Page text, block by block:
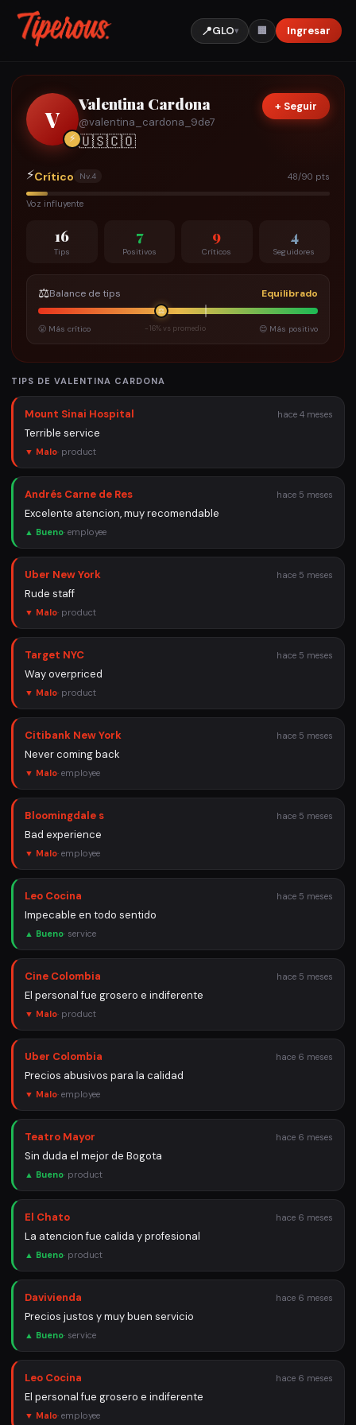
📍GLO▾ 🏢 Ingresar
V
⚡
Valentina Cardona
@valentina_cardona_9de7
🇺🇸🇨🇴
+ Seguir
⚡Crítico Nv.4 48/90 pts
Voz influyente
16
Tips
7
Positivos
9
Críticos
4
Seguidores
⚖️Balance de tips Equilibrado
⚖️
😤 Más crítico -16% vs promedio 😊 Más positivo
TIPS DE VALENTINA CARDONA
Mount Sinai Hospital hace 4 meses
Terrible service
▼ Malo· product
Andrés Carne de Res hace 5 meses
Excelente atencion, muy recomendable
▲ Bueno· employee
Uber New York hace 5 meses
Rude staff
▼ Malo· product
Target NYC hace 5 meses
Way overpriced
▼ Malo· product
Citibank New York hace 5 meses
Never coming back
▼ Malo· employee
Bloomingdale s hace 5 meses
Bad experience
▼ Malo· employee
Leo Cocina hace 5 meses
Impecable en todo sentido
▲ Bueno· service
Cine Colombia hace 5 meses
El personal fue grosero e indiferente
▼ Malo· product
Uber Colombia hace 6 meses
Precios abusivos para la calidad
▼ Malo· employee
Teatro Mayor hace 6 meses
Sin duda el mejor de Bogota
▲ Bueno· product
El Chato hace 6 meses
La atencion fue calida y profesional
▲ Bueno· product
Davivienda hace 6 meses
Precios justos y muy buen servicio
▲ Bueno· service
Leo Cocina hace 6 meses
El personal fue grosero e indiferente
▼ Malo· employee